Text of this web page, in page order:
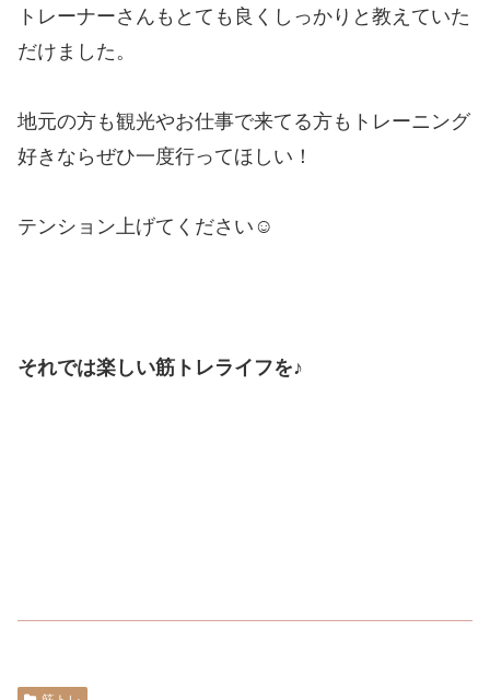
トレーナーさんもとても良くしっかりと教えていた
だけました。
地元の方も観光やお仕事で来てる方もトレーニング
好きならぜひ一度行ってほしい！
テンション上げてください☺
それでは楽しい筋トレライフを♪